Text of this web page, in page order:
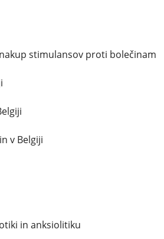
stimulansov proti bolečinam
v Belgiji
in anksiolitiku